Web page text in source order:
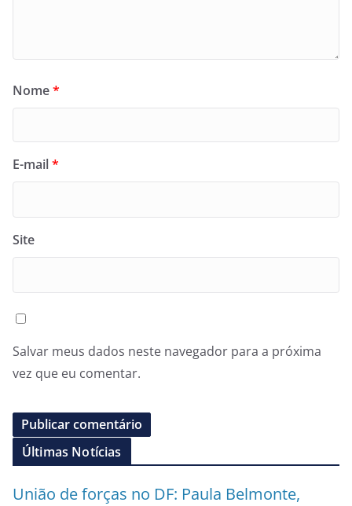
Nome*
E-mail*
Site
Salvar meus dados neste navegador para a próxima
vez que eu comentar.
Últimas Notícias
União de forças no DF: Paula Belmonte,